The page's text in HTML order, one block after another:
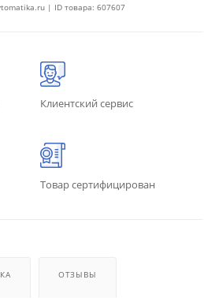
| ID товара: 607607
Клиентский сервис
Товар сертифицирован
ОТЗЫВЫ